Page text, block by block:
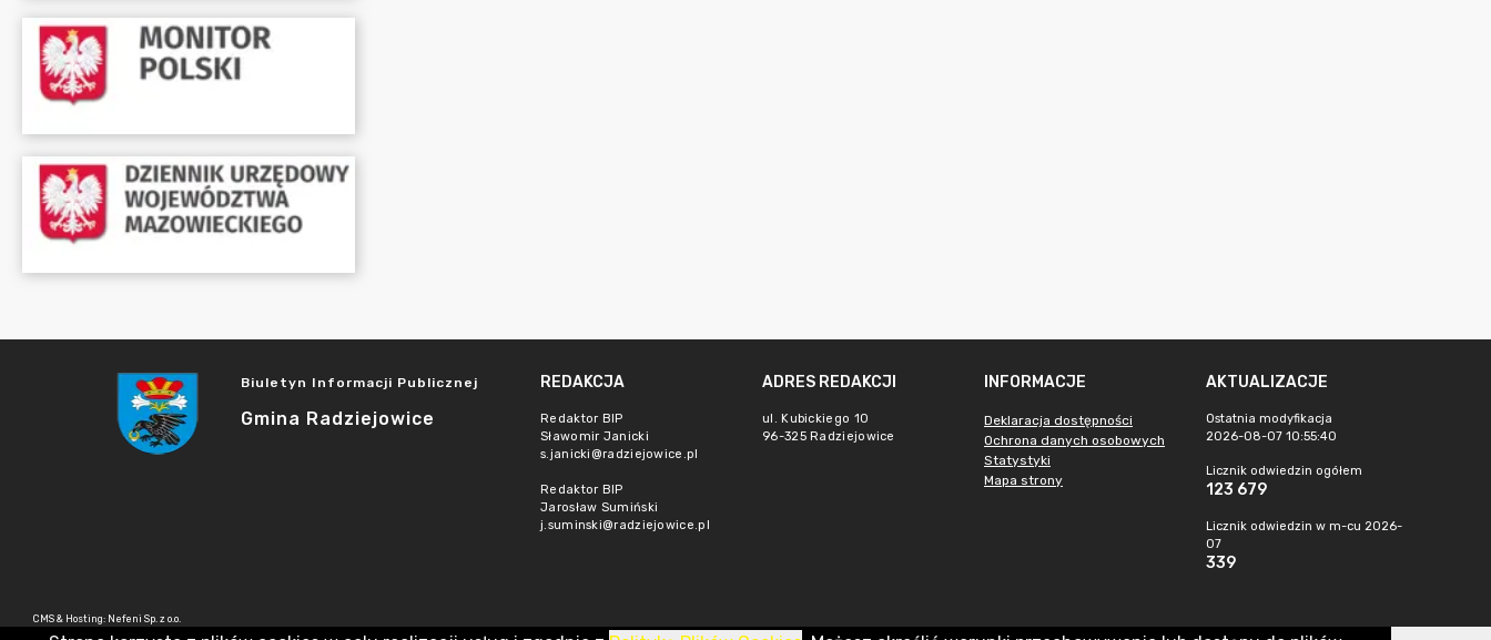
Biuletyn Informacji Publicznej
Gmina Radziejowice
REDAKCJA
Redaktor BIP
Sławomir Janicki
s.janicki@radziejowice.pl
Redaktor BIP
Jarosław Sumiński
j.suminski@radziejowice.pl
ADRES REDAKCJI
ul. Kubickiego 10
96-325 Radziejowice
INFORMACJE
Deklaracja dostępności
Ochrona danych osobowych
Statystyki
Mapa strony
AKTUALIZACJE
Ostatnia modyfikacja
2026-08-07 10:55:40
Licznik odwiedzin ogółem
123 679
Licznik odwiedzin w m-cu 2026-
07
339
CMS & Hosting: Nefeni Sp. z o.o.